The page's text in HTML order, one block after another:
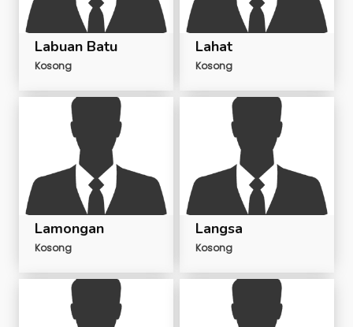
Labuan Batu
Kosong
Lahat
Kosong
Lamongan
Kosong
Langsa
Kosong